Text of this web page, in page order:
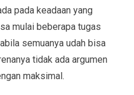
pada keadaan yang
mulai beberapa tugas
semuanya udah bisa
tidak ada argumen
maksimal.